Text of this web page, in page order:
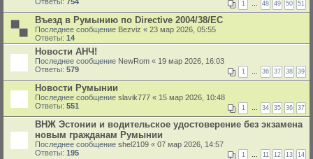
1 … 48 49 50 51
Въезд в Румынию по Directive 2004/38/EC
Последнее сообщение Bezviz « 23 мар 2026, 05:55
Ответы: 14
Новости АНЧ!
Последнее сообщение NewRom « 19 мар 2026, 16:03
Ответы: 579 1 … 36 37 38 39
Новости Румынии
Последнее сообщение slavik777 « 15 мар 2026, 10:48
Ответы: 551 1 … 34 35 36 37
ВНЖ Эстонии и водительское удостоверение без экзамена
новым гражданам Румынии
Последнее сообщение shel2109 « 07 мар 2026, 14:57
Ответы: 195 1 … 11 12 13 14